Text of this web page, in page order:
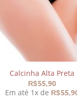
Calcinha Alta Preta
R$55,90
Em até 1x de R$